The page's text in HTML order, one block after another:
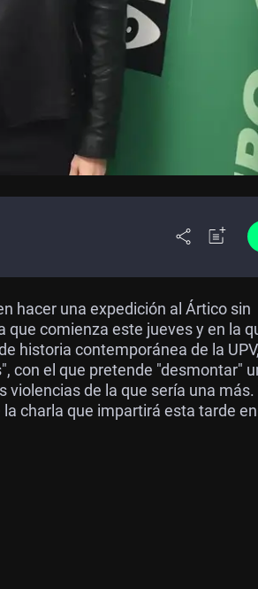
hacer una expedición al Ártico sin
comienza este jueves y en la
historia contemporánea de la UPV,
con el que pretende "desmontar"
violencias de la que sería una más.
charla que impartirá esta tarde